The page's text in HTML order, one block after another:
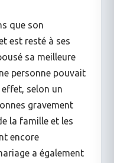
que son
est resté à ses
sa meilleure
personne pouvait
effet, selon un
gravement
la famille et les
encore
a également